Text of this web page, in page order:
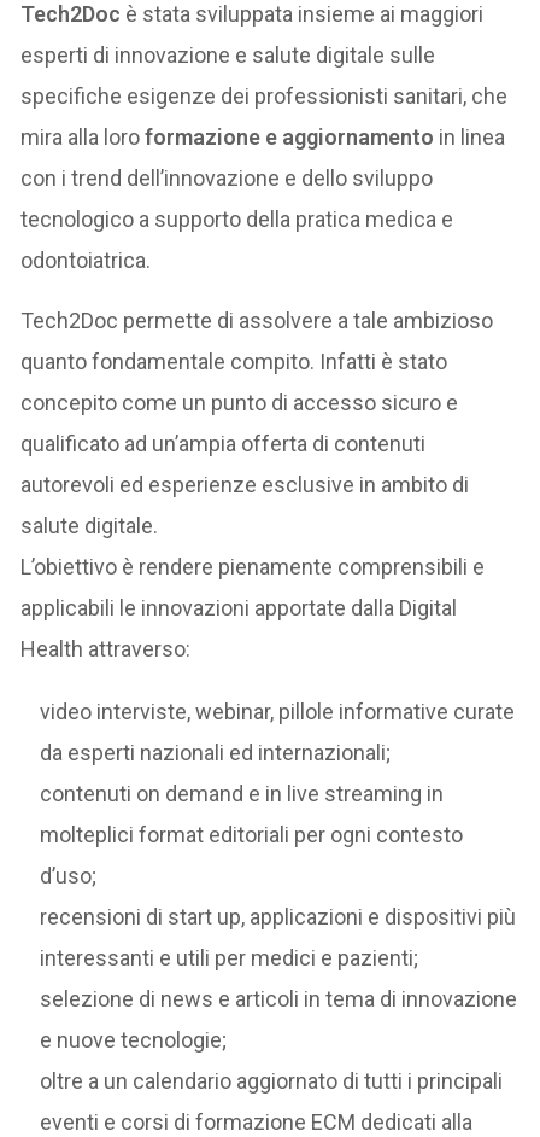
Tech2Doc è stata sviluppata insieme ai maggiori
esperti di innovazione e salute digitale sulle
specifiche esigenze dei professionisti sanitari, che
mira alla loroformazione e aggiornamento in linea
con i trend dell’innovazione e dello sviluppo
tecnologico a supporto della pratica medica e
odontoiatrica.
Tech2Doc permette di assolvere a tale ambizioso
quanto fondamentale compito. Infatti è stato
concepito come un punto di accesso sicuro e
qualificato ad un’ampia offerta di contenuti
autorevoli ed esperienze esclusive in ambito di
salute digitale.
L’obiettivo è rendere pienamente comprensibili e
applicabili le innovazioni apportate dalla Digital
Health attraverso:
video interviste, webinar, pillole informative curate
da esperti nazionali ed internazionali;
contenuti on demand e in live streaming in
molteplici format editoriali per ogni contesto
d’uso;
recensioni di start up, applicazioni e dispositivi più
interessanti e utili per medici e pazienti;
selezione di news e articoli in tema di innovazione
e nuove tecnologie;
oltre a un calendario aggiornato di tutti i principali
eventi e corsi di formazione ECM dedicati alla